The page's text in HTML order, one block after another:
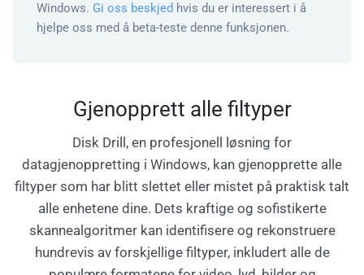
Windows. Gi oss beskjed hvis du er interessert i å
hjelpe oss med å beta-teste denne funksjonen.
Gjenopprett alle filtyper
Disk Drill, en profesjonell løsning for
datagjenoppretting i Windows, kan gjenopprette alle
filtyper som har blitt slettet eller mistet på praktisk talt
alle enhetene dine. Dets kraftige og sofistikerte
skannealgoritmer kan identifisere og rekonstruere
hundrevis av forskjellige filtyper, inkludert alle de